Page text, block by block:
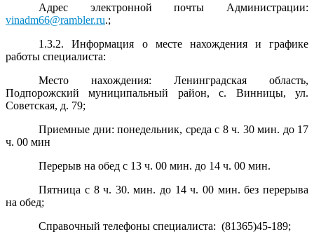
Адрес электронной почты Администрации:
vinadm66@rambler.ru.;
1.3.2. Информация о месте нахождения и графике
работы специалиста:
Место нахождения: Ленинградская область,
Подпорожский муниципальный район, с. Винницы, ул.
Советская, д. 79;
Приемные дни: понедельник, среда с 8 ч. 30 мин. до 17
ч. 00 мин
Перерыв на обед с 13 ч. 00 мин. до 14 ч. 00 мин.
Пятница с 8 ч. 30. мин. до 14 ч. 00 мин. без перерыва
на обед;
Справочный телефоны специалиста: (81365)45-189;